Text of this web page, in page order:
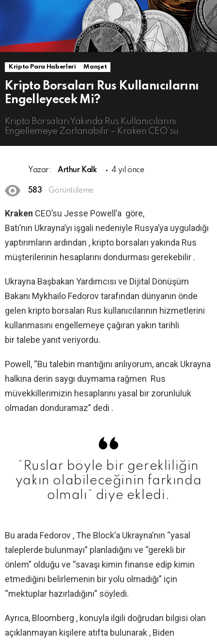
Kripto Para Haberleri Manşet
Kripto Borsaları Rus Kullanıcılarını
Engelleyecek Mi?
Kripto Borsaları Yakında Rus Kullanıcılarını
Engellemeye Zorlanabilir – Kraken CEO’su
Yazar: Arthur Kalk 4 yıl önce
583 Görüntüleme
Kraken CEO’su Jesse Powell’a göre,
Batı’nın Ukrayna’yı işgali nedeniyle Rusya’ya uyguladığı
yaptırımların ardından , kripto borsaları yakında Rus
müşterilerinin hesaplarını dondurması gerekebilir .
Ukrayna Başbakan Yardımcısı ve Dijital Dönüşüm
Bakanı Mykhailo Fedorov tarafından dünyanın önde
gelen kripto borsaları Rus kullanıcılarının hizmetlerini
kullanmasını engellemeye çağıran yakın tarihli
bir talebe yanıt veriyordu.
Powell, “Bu talebin mantığını anlıyorum, ancak Ukrayna
halkına derin saygı duymama rağmen Rus
müvekkillerimizin hesaplarını yasal bir zorunluluk
olmadan donduramaz” dedi .
“Ruslar böyle bir gerekliliğin
yakın olabileceğinin farkında
olmalı” diye ekledi.
Bu arada Fedorov , The Block’a Ukrayna’nın “yasal
taleplerde bulunmayı” planladığını ve “gerekli bir
önlem” olduğu ve “savaşı kimin finanse edip kimin
etmediğini belirlemenin bir yolu olmadığı” için
“mektuplar hazırladığını” söyledi.
Ayrıca, Bloomberg , konuyla ilgili doğrudan bilgisi olan
açıklanmayan kişilere atıfta bulunarak , Biden